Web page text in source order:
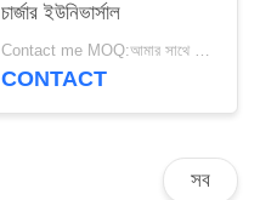
চার্জার ইউনিভার্সাল
Contact me MOQ:আমার সাথে যোগাযোগ কর
CONTACT
সব